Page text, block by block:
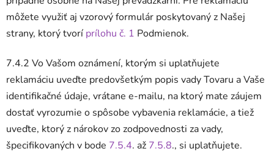
môžete využiť aj vzorový formulár poskytovaný z Našej
strany, ktorý tvorí prílohu č. 1 Podmienok.
7.4.2 Vo Vašom oznámení, ktorým si uplatňujete
reklamáciu uveďte predovšetkým popis vady Tovaru a Vaše
identifikačné údaje, vrátane e-mailu, na ktorý mate záujem
dostať vyrozumie o spôsobe vybavenia reklamácie, a tiež
uveďte, ktorý z nárokov zo zodpovednosti za vady,
špecifikovaných v bode 7.5.4. až 7.5.8., si uplatňujete.